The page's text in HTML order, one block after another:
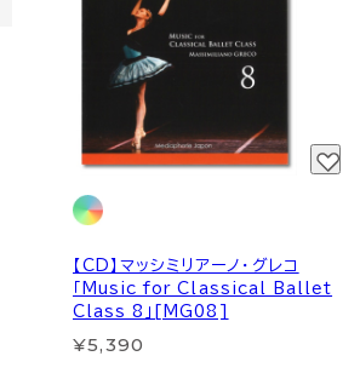
【CD】マッシミリアーノ・グレコ
「Music for Classical Ballet
Class 8」[MG08]
¥5,390